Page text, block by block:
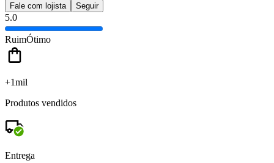
Fale com lojista Seguir
5.0
RuimÓtimo
+1mil
Produtos vendidos
Entrega